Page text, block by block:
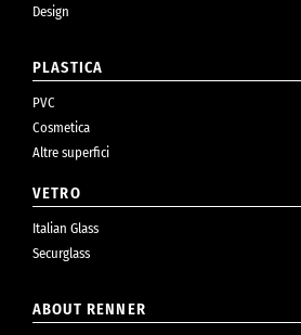
Design
PLASTICA
PVC
Cosmetica
Altre superfici
VETRO
Italian Glass
Securglass
ABOUT RENNER